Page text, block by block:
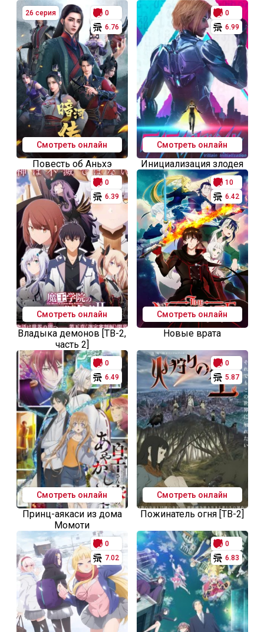
26 серия
0
6.76
Смотреть онлайн
Повесть об Аньхэ
0
6.99
Смотреть онлайн
Инициализация злодея
0
6.39
Смотреть онлайн
Владыка демонов [ТВ-2,
часть 2]
10
6.42
Смотреть онлайн
Новые врата
0
6.49
Смотреть онлайн
Принц-аякаси из дома
Момоти
0
5.87
Смотреть онлайн
Пожинатель огня [ТВ-2]
0
7.02
0
6.83